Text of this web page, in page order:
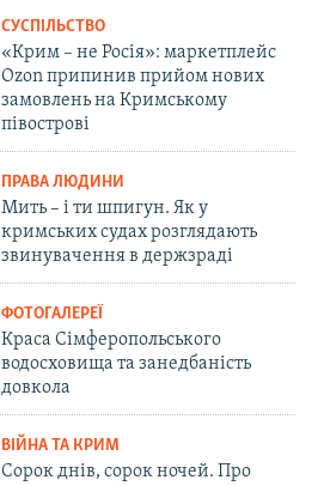
СУСПІЛЬСТВО
«Крим – не Росія»: маркетплейс
Ozon припинив прийом нових
замовлень на Кримському
півострові
ПРАВА ЛЮДИНИ
Мить – і ти шпигун. Як у
кримських судах розглядають
звинувачення в держзраді
ФОТОГАЛЕРЕЇ
Краса Сімферопольського
водосховища та занедбаність
довкола
ВІЙНА ТА КРИМ
Сорок днів, сорок ночей. Про